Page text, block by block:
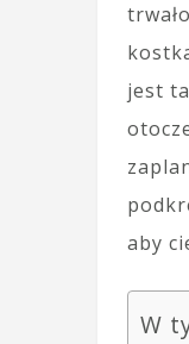
jest
aby
W